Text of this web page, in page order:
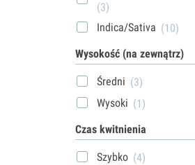
(3)
Indica/Sativa (10)
Wysokość (na zewnątrz)
Średni (3)
Wysoki (1)
Czas kwitnienia
Szybko (4)